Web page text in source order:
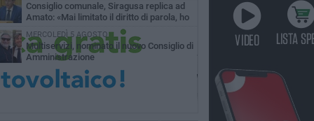
Consiglio comunale, Siragusa replica ad
Amato: «Mai limitato il diritto di parola, ho
rispettare il regolamento»
MERCOLEDÌ 5 AGOSTO
Multiservizi, nominato il nuovo Consiglio di
Amministrazione